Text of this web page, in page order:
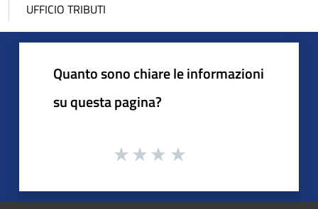
UFFICIO TRIBUTI
Quanto sono chiare le informazioni
su questa pagina?